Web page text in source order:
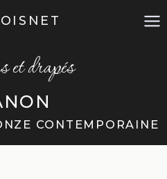
et drapés
CONTEMPORAINE